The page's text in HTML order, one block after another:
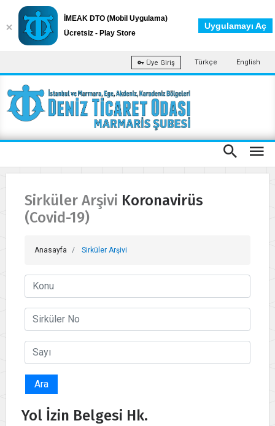
Üye Giriş Türkçe English
Sirküler Arşivi Koronavirüs
(Covid-19)
Anasayfa Sirküler Arşivi
Ara
Yol İzin Belgesi Hk.
İMEAK DTO (Mobil Uygulama)
Ücretsiz - Play Store
Uygulamayı Aç